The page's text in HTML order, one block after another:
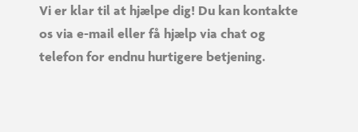
Vi er klar til at hjælpe dig! Du kan kontakte
os via e-mail eller få hjælp via chat og
telefon for endnu hurtigere betjening.